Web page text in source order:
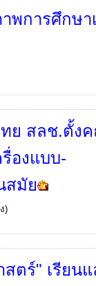
พการศึกษา
ทย สลช.ตั้ง
องแบบ-
สมัย
)
ตร์" เรียนแ